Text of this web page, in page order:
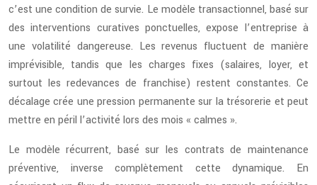
c’est une condition de survie. Le modèle transactionnel, basé sur
des interventions curatives ponctuelles, expose l’entreprise à
une volatilité dangereuse. Les revenus fluctuent de manière
imprévisible, tandis que les charges fixes (salaires, loyer, et
surtout les redevances de franchise) restent constantes. Ce
décalage crée une pression permanente sur la trésorerie et peut
mettre en péril l’activité lors des mois « calmes ».
Le modèle récurrent, basé sur les contrats de maintenance
préventive, inverse complètement cette dynamique. En